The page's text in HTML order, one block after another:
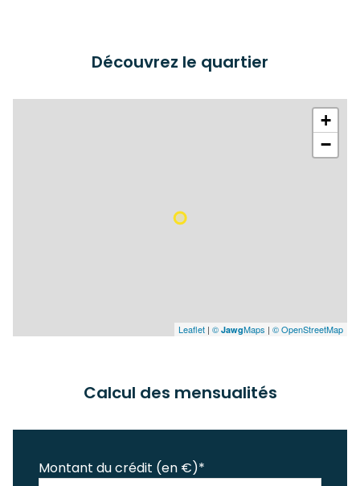
Découvrez le quartier
+
−
Leaflet | © JawgMaps | © OpenStreetMap
Calcul des mensualités
Montant du crédit (en €)*